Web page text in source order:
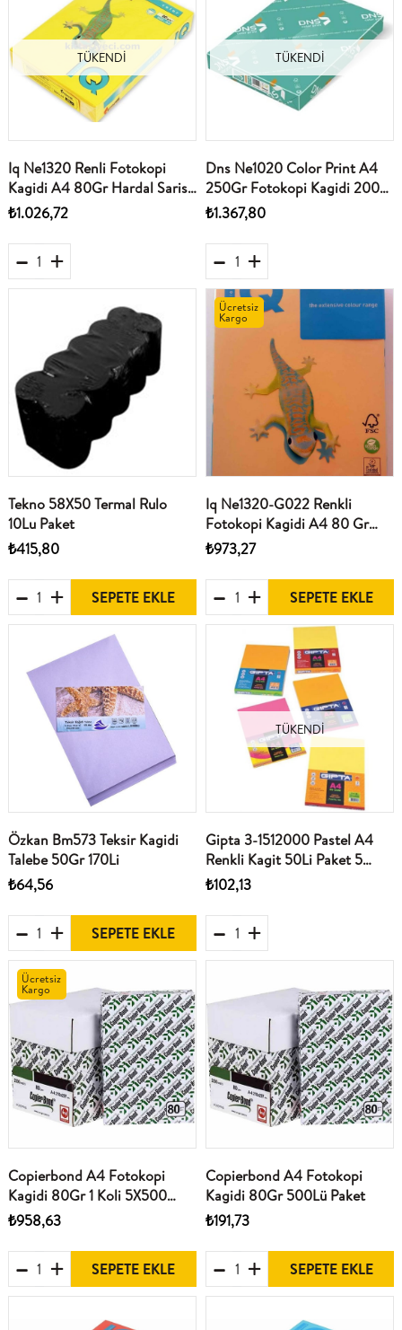
TÜKENDI
Iq Ne1320 Renli Fotokopi
Kagidi A4 80Gr Hardal Sarisi
Koyu 500Lü Paket
₺1.026,72
TÜKENDI
Dns Ne1020 Color Print A4
250Gr Fotokopi Kagidi 200
Lü Paket
₺1.367,80
Tekno 58X50 Termal Rulo
10Lu Paket
₺415,80
SEPETE EKLE
Iq Ne1320-G022 Renkli
Fotokopi Kagidi A4 80 Gr
Koyu Altin Sari 500Lü Paket
₺973,27
SEPETE EKLE
Ücretsiz
Kargo
Özkan Bm573 Teksir Kagidi
Talebe 50Gr 170Li
₺64,56
SEPETE EKLE
TÜKENDI
Gipta 3-1512000 Pastel A4
Renkli Kagit 50Li Paket 5
Renk
₺102,13
Copierbond A4 Fotokopi
Kagidi 80Gr 1 Koli 5X500
Yaprak
₺958,63
SEPETE EKLE
Ücretsiz
Kargo
Copierbond A4 Fotokopi
Kagidi 80Gr 500Lü Paket
₺191,73
SEPETE EKLE